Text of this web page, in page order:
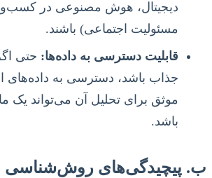
دیجیتال، هوش مصنوعی در
مسئولیت اجتماعی) باشند.
قابلیت دسترسی به داده‌ها: حتی
جذاب باشد، دسترسی به داده‌های
موثق برای تحلیل آن می‌تواند یک
باشد.
ب. پیچیدگی‌های روش‌شناسی